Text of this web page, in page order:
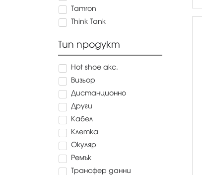
Tamron
Think Tank
Тип продукт
Hot shoe акс.
Визьор
Дистанционно
Други
Кабел
Клетка
Окуляр
Ремък
Трансфер данни